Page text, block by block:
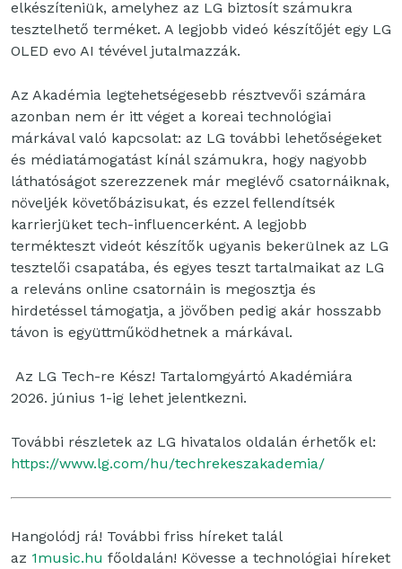
elkészíteniük, amelyhez az LG biztosít számukra
tesztelhető terméket. A legjobb videó készítőjét egy LG
OLED evo AI tévével jutalmazzák.
Az Akadémia legtehetségesebb résztvevői számára
azonban nem ér itt véget a koreai technológiai
márkával való kapcsolat: az LG további lehetőségeket
és médiatámogatást kínál számukra, hogy nagyobb
láthatóságot szerezzenek már meglévő csatornáiknak,
növeljék követőbázisukat, és ezzel fellendítsék
karrierjüket tech-influencerként. A legjobb
termékteszt videót készítők ugyanis bekerülnek az LG
tesztelői csapatába, és egyes teszt tartalmaikat az LG
a releváns online csatornáin is megosztja és
hirdetéssel támogatja, a jövőben pedig akár hosszabb
távon is együttműködhetnek a márkával.
Az LG Tech-re Kész! Tartalomgyártó Akadémiára
2026. június 1-ig lehet jelentkezni.
További részletek az LG hivatalos oldalán érhetők el:
https://www.lg.com/hu/techrekeszakademia/
Hangolódj rá! További friss híreket talál
az 1music.hu főoldalán! Kövesse a technológiai híreket